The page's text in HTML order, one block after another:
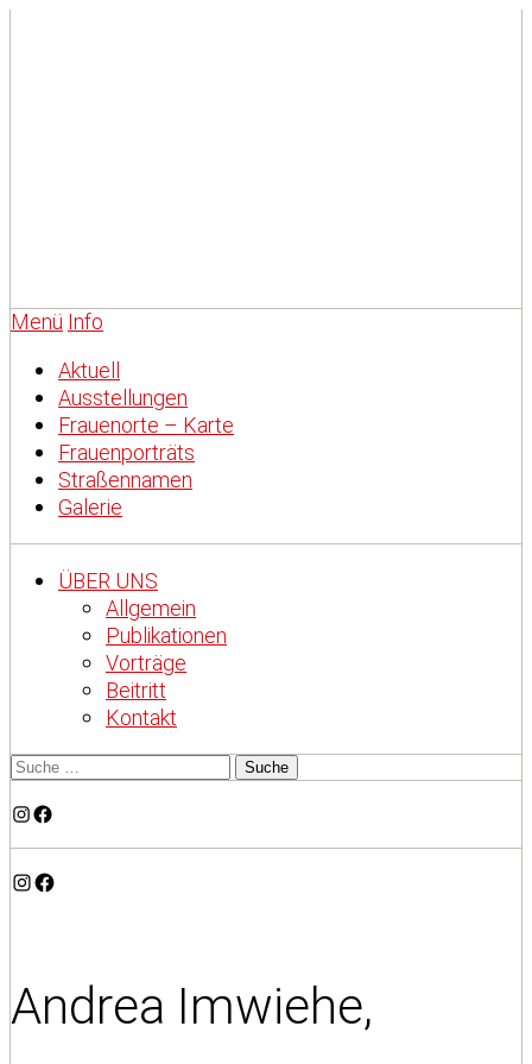
Menü Info
Aktuell
Ausstellungen
Frauenorte – Karte
Frauenporträts
Straßennamen
Galerie
ÜBER UNS
Allgemein
Publikationen
Vorträge
Beitritt
Kontakt
Instagram
Facebook
Instagram
Facebook
Andrea Imwiehe,